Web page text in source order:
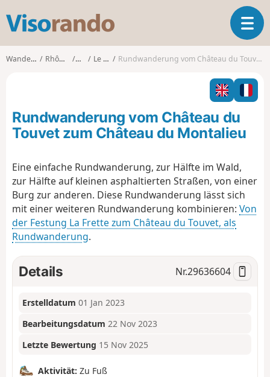
s
o
o
T
o
l
n
t
o
n
Wanderungen Rhône-Alpes IsèreLe Touvet Rundwanderung vom Château du Touvet zum Château du Montalieu
Rundwanderung vom Château du
Touvet zum Château du Montalieu
Eine einfache Rundwanderung, zur Hälfte im Wald,
zur Hälfte auf kleinen asphaltierten Straßen, von einer
Burg zur anderen. Diese Rundwanderung lässt sich
mit einer weiteren Rundwanderung kombinieren: Von
der Festung La Frette zum Château du Touvet, als
Rundwanderung.
Details Nr.29636604
Erstelldatum 01 Jan 2023
Bearbeitungsdatum 22 Nov 2023
Letzte Bewertung 15 Nov 2025
Aktivität: Zu Fuß